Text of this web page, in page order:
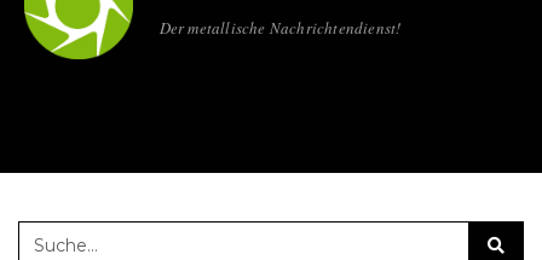
Der metallische Nachrichtendienst!